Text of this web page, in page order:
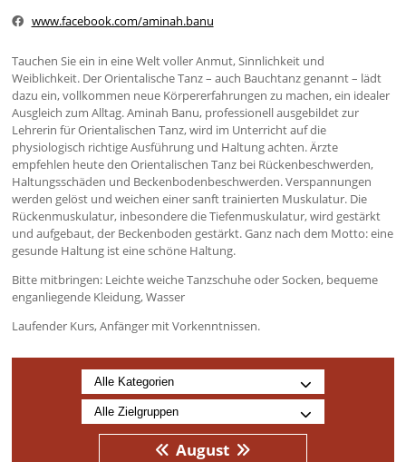
www.facebook.com/aminah.banu
Tauchen Sie ein in eine Welt voller Anmut, Sinnlichkeit und
Weiblichkeit. Der Orientalische Tanz – auch Bauchtanz genannt – lädt
dazu ein, vollkommen neue Körpererfahrungen zu machen, ein idealer
Ausgleich zum Alltag. Aminah Banu, professionell ausgebildet zur
Lehrerin für Orientalischen Tanz, wird im Unterricht auf die
physiologisch richtige Ausführung und Haltung achten. Ärzte
empfehlen heute den Orientalischen Tanz bei Rückenbeschwerden,
Haltungsschäden und Beckenbodenbeschwerden. Verspannungen
werden gelöst und weichen einer sanft trainierten Muskulatur. Die
Rückenmuskulatur, inbesondere die Tiefenmuskulatur, wird gestärkt
und aufgebaut, der Beckenboden gestärkt. Ganz nach dem Motto: eine
gesunde Haltung ist eine schöne Haltung.
Bitte mitbringen: Leichte weiche Tanzschuhe oder Socken, bequeme
enganliegende Kleidung, Wasser
Laufender Kurs, Anfänger mit Vorkenntnissen.
August